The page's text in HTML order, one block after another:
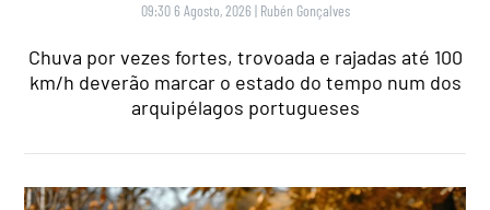
09:30 6 Agosto, 2026 | Rubén Gonçalves
Chuva por vezes fortes, trovoada e rajadas até 100
km/h deverão marcar o estado do tempo num dos
arquipélagos portugueses